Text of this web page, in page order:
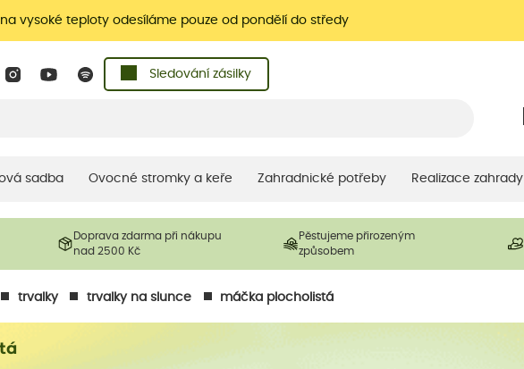
vysoké teploty odesíláme pouze od pondělí do středy
Sledování zásilky
sadba Ovocné stromky a keře Zahradnické potřeby Realizace zahrady
Doprava zdarma při nákupu
nad 2500 Kč
Pěstujeme přirozeným
způsobem
trvalky trvalky na slunce máčka plocholistá